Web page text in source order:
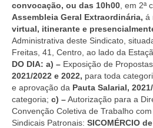
convocação, ou das 10h00 , em 2ª
Assembleia Geral Extraordinária, á
virtual, itinerante e
Administrativa deste Sindicato,
Freitas, 41, Centro, ao lado da
DO DIA: a) – Exposição de
2021/2022 e 2022, para toda
e aprovação da Pauta Salarial,
categoria; c) –Autorização para a
Convenção Coletiva de Trabalho
Sindicais Patronais: SICOMÉRCIO